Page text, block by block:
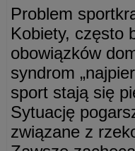
Problem
Kobiety, często
obowiązków
syndrom
sport stają się
Sytuację
związane z